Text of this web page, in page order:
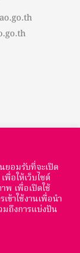
เยา : 2026
ยอมรับที่จะเปิด
พื่อให้เว็บไซต์
พ เพื่อเปิดใช้
ข้าใช้งานเพื่อนำ
มถึงการแบ่งปัน